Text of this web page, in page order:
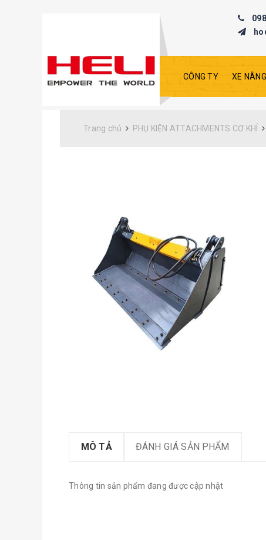
CÔNG TY XE
Trang chủ PHỤ KIỆN ATTACHMENTS CƠ KHÍ
MÔ TẢ ĐÁNH GIÁ SẢN PHẨM
Thông tin sản phẩm đang được cập nhật